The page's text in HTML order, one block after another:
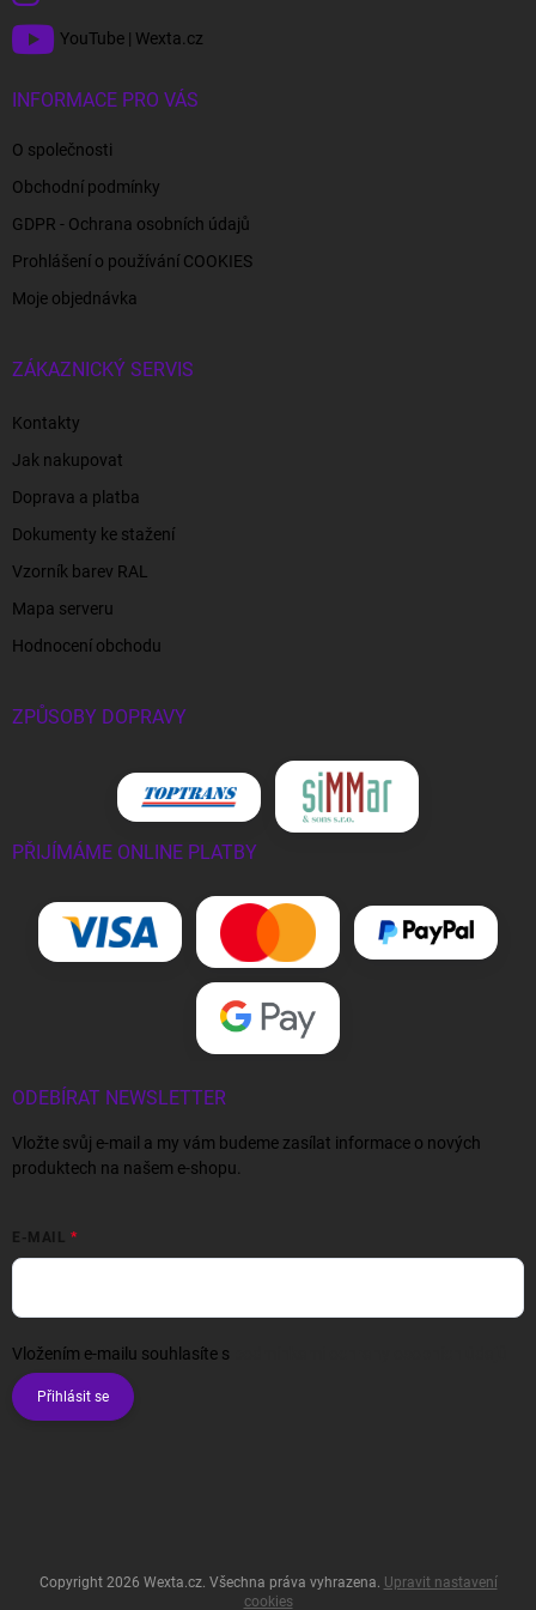
YouTube | Wexta.cz
INFORMACE PRO VÁS
O společnosti
Obchodní podmínky
GDPR - Ochrana osobních údajů
Prohlášení o používání COOKIES
Moje objednávka
ZÁKAZNICKÝ SERVIS
Kontakty
Jak nakupovat
Doprava a platba
Dokumenty ke stažení
Vzorník barev RAL
Mapa serveru
Hodnocení obchodu
ZPŮSOBY DOPRAVY
PŘIJÍMÁME ONLINE PLATBY
ODEBÍRAT NEWSLETTER
Vložte svůj e-mail a my vám budeme zasílat informace o nových
produktech na našem e-shopu.
E-MAIL
Vložením e-mailu souhlasíte s
Přihlásit se
Copyright 2026 Wexta.cz. Všechna práva vyhrazena. Upravit nastavení
cookies